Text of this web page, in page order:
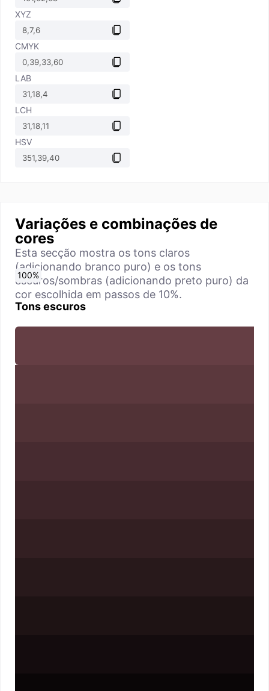
XYZ
CMYK
LAB
LCH
HSV
Variações e combinações de
cores
Esta secção mostra os tons claros
(adicionando branco puro) e os tons
escuros/sombras (adicionando preto puro) da
cor escolhida em passos de 10%.
Tons escuros
0%
10%
20%
30%
40%
50%
60%
70%
80%
90%
100%